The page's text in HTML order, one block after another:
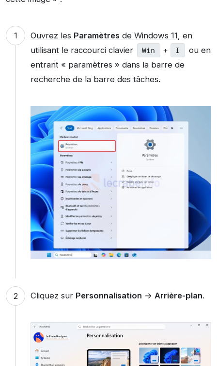
Ouvrez les Paramètresde Windows 11, en
utilisant le raccourci clavier
Win + I
ou en
entrant « paramètres » dans la barre de
recherche de la barre des tâches.
Cliquez sur Personnalisation → Arrière-plan.